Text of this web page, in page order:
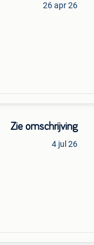
26 apr 26
Zie omschrijving
4 jul 26